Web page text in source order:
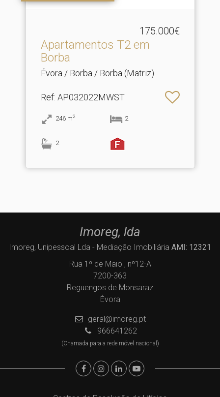
175.000€
Apartamentos T2 em
Borba
Évora / Borba / Borba (Matriz)
Ref: AP032022MWST
246 m2 2
2
Imoreg, lda
Imoreg, Unipessoal Lda - Mediação Imobiliária AMI: 12321
Rua 1º de Maio , nº12-A
7200-363
Reguengos de Monsaraz
Évora
geral@imoreg.pt
966641262
(Chamada para a rede móvel nacional)